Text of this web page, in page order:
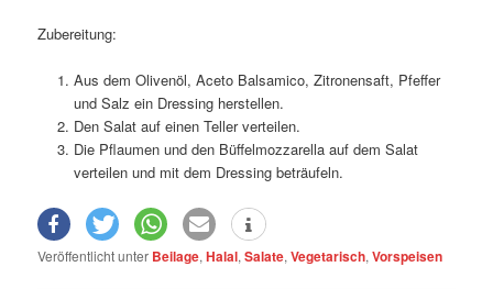
Zubereitung:
Aus dem Olivenöl, Aceto Balsamico, Zitronensaft, Pfeffer
und Salz ein Dressing herstellen.
Den Salat auf einen Teller verteilen.
Die Pflaumen und den Büffelmozzarella auf dem Salat
verteilen und mit dem Dressing beträufeln.
Veröffentlicht unter Beilage,Halal,Salate,Vegetarisch,Vorspeisen